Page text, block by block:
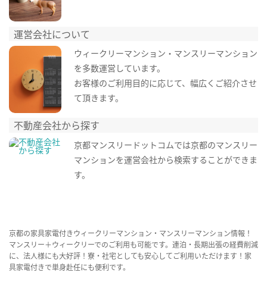
運営会社について
ウィークリーマンション・マンスリーマンション
を多数運営しています。
お客様のご利用目的に応じて、幅広くご紹介させ
て頂きます。
不動産会社から探す
京都マンスリードットコムでは京都のマンスリー
マンションを運営会社から検索することができま
す。
京都の家具家電付きウィークリーマンション・マンスリーマンション情報！
マンスリー＋ウィークリーでのご利用も可能です。連泊・長期出張の経費削減
に、法人様にも大好評！寮・社宅としても安心してご利用いただけます！家
具家電付きで単身赴任にも便利です。